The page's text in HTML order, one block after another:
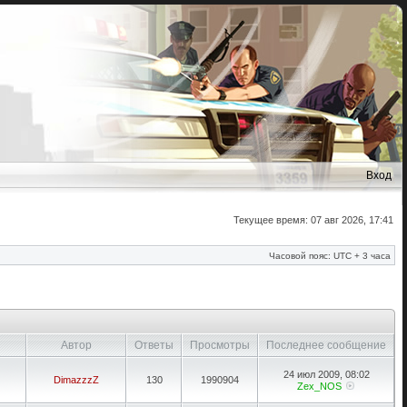
Вход
Текущее время: 07 авг 2026, 17:41
Часовой пояс: UTC + 3 часа
Автор Ответы Просмотры Последнее сообщение
DimazzzZ 130 1990904
24 июл 2009, 08:02
Zex_NOS